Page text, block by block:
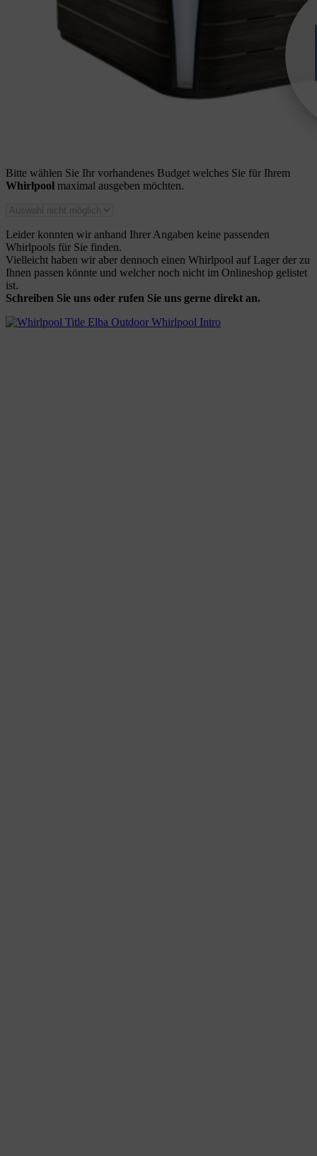
Bitte wählen Sie Ihr vorhandenes Budget welches Sie für Ihrem
Whirlpool maximal ausgeben möchten.
Leider konnten wir anhand Ihrer Angaben keine passenden
Whirlpools für Sie finden.
Vielleicht haben wir aber dennoch einen Whirlpool auf Lager der zu
Ihnen passen könnte und welcher noch nicht im Onlineshop gelistet
ist.
Schreiben Sie uns oder rufen Sie uns gerne direkt an.